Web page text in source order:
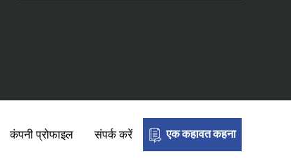
कंपनी प्रोफाइल संपर्क करें एक कहावत कहना